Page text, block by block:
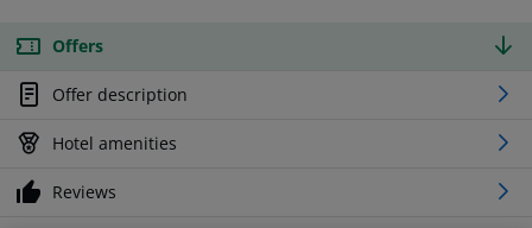
Offers
Offer description
Hotel amenities
Reviews